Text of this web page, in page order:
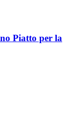
Piatto per la